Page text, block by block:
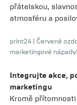
přátelskou,
atmosféru a
print24
Červené
marketingové nápady!
Integrujte akce,
marketingu
Kromě